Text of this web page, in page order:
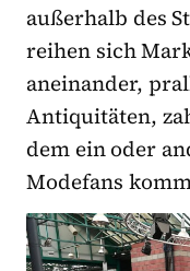
außerhalb des
reihen sich
aneinander,
Antiquitäten,
dem ein oder
Modefans